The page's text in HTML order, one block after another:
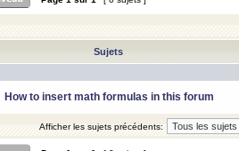
Sujets
How to insert math formulas in this forum
Afficher les sujets précédents: